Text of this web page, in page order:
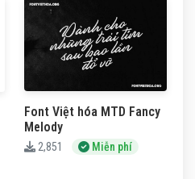
Font Việt hóa MTD Fancy
Melody
2,851 Miễn phí